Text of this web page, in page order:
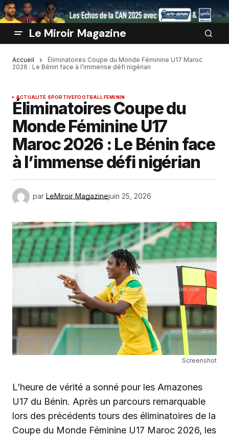
Le Miroir Magazine
Accueil
Éliminatoires Coupe du Monde Féminine U17 Maroc
2026 : Le Bénin face à l’immense défi nigérian
ACTUALITÉ SPORTIVEFOOTBALL FEMININ
Éliminatoires Coupe du
Monde Féminine U17
Maroc 2026 : Le Bénin face
à l’immense défi nigérian
par LeMiroir Magazinejuin 25, 2026
Screenshot
L’heure de vérité a sonné pour les Amazones
U17 du Bénin. Après un parcours remarquable
lors des précédents tours des éliminatoires de la
Coupe du Monde Féminine U17 Maroc 2026, les